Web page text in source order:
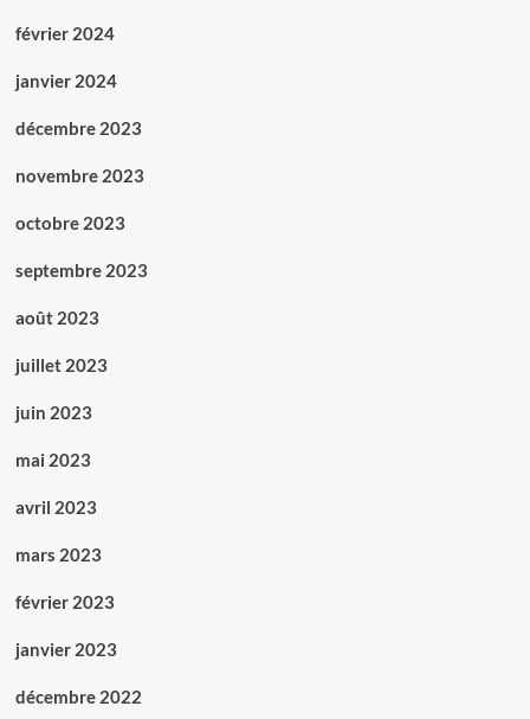
février 2024
janvier 2024
décembre 2023
novembre 2023
octobre 2023
septembre 2023
août 2023
juillet 2023
juin 2023
mai 2023
avril 2023
mars 2023
février 2023
janvier 2023
décembre 2022